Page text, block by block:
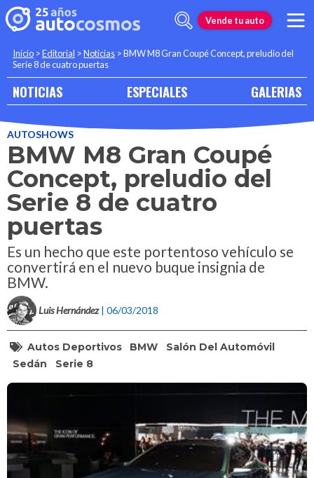
Vende tu auto
Inicio >Editorial >Noticias >BMW M8 Gran Coupé Concept, preludio del
Serie 8 de cuatro puertas
NOTICIAS ESPECIALES GALERIAS
AUTOSHOWS
BMW M8 Gran Coupé
Concept, preludio del
Serie 8 de cuatro
puertas
Es un hecho que este portentoso vehículo se
convertirá en el nuevo buque insignia de
BMW.
Luis Hernández | 06/03/2018
Autos Deportivos BMW
Salón Del Automóvil
Sedán
Serie 8